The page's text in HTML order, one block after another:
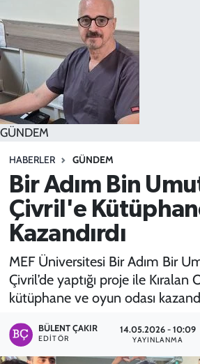
GÜNDEM
HABERLER GÜNDEM
Bir Adım Bin
Çivril'e
Kazandırdı
MEF Üniversitesi Bir Adım Bir
Çivril’de yaptığı proje ile Kıralan
kütüphane ve oyun odası
BÜLENT ÇAKIR
EDITÖR
14.05.2026 - 10:09
YAYINLANMA
SPOR
TEKNOLOJİ
YAŞAM